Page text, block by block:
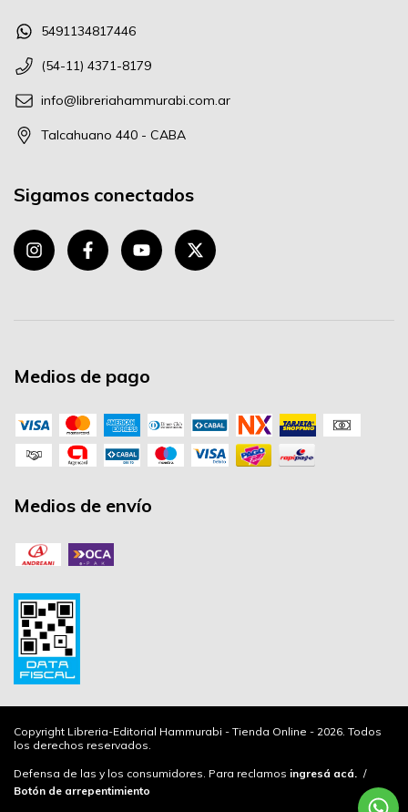
5491134817446
(54-11) 4371-8179
info@libreriahammurabi.com.ar
Talcahuano 440 - CABA
Sigamos conectados
Medios de pago
Medios de envío
Copyright Libreria-Editorial Hammurabi - Tienda Online - 2026. Todos
los derechos reservados.
Defensa de las y los consumidores. Para reclamos ingresá acá. /
Botón de arrepentimiento